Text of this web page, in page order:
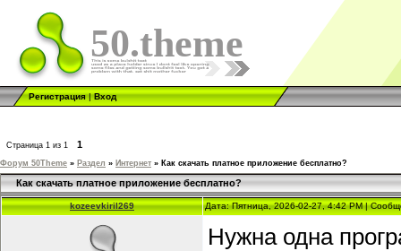
50.theme
Регистрация|Вход
Страница 1 из 1 1
Форум 50Theme » Раздел » Интернет » Как скачать платное приложение бесплатно?
Как скачать платное приложение бесплатно?
kozeevkiril269 Дата: Пятница, 2026-02-27, 4:42 PM |
Нужна одна